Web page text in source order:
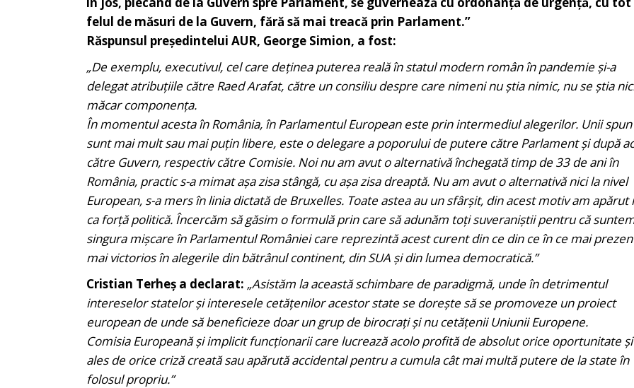
felul de măsuri de la Guvern, fără să mai treacă prin Parlament.”
Răspunsul președintelui AUR, George Simion, a fost:
„De exemplu, executivul, cel care deținea puterea reală în statul modern român în pandemie și-a
delegat atribuțiile către Raed Arafat, către un consiliu despre care nimeni nu știa nimic, nu se știa
măcar componența.
În momentul acesta în România, în Parlamentul European este prin intermediul alegerilor. Unii spun
sunt mai mult sau mai puțin libere, este o delegare a poporului de putere către Parlament și după
către Guvern, respectiv către Comisie. Noi nu am avut o alternativă închegată timp de 33 de ani în
România, practic s-a mimat așa zisa stângă, cu așa zisa dreaptă. Nu am avut o alternativă nici la nivel
European, s-a mers în linia dictată de Bruxelles. Toate astea au un sfârșit, din acest motiv am apărut
ca forță politică. Încercăm să găsim o formulă prin care să adunăm toți suveraniștii pentru că
singura mișcare în Parlamentul României care reprezintă acest curent din ce din ce în ce mai
mai victorios în alegerile din bătrânul continent, din SUA și din lumea democratică.”
Cristian Terheș a declarat: „Asistăm la această schimbare de paradigmă, unde în detrimentul
intereselor statelor și interesele cetățenilor acestor state se dorește să se promoveze un proiect
european de unde să beneficieze doar un grup de birocrați și nu cetățenii Uniunii Europene.
Comisia Europeană și implicit funcționarii care lucrează acolo profită de absolut orice oportunitate
ales de orice criză creată sau apărută accidental pentru a cumula cât mai multă putere de la state în
folosul propriu.”